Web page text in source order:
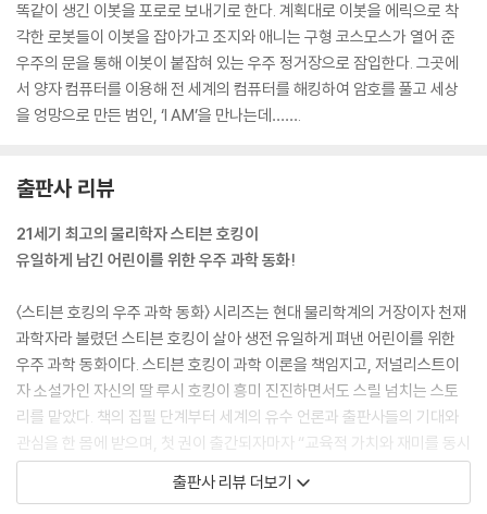
고집쟁이 여동생이 죽음의 문턱에 가 있다는 사실을 깨달았을 때 조지는
온몸의 피가 얼어붙는 것 같았다. 이봇은 앞으로 걸어갔다. 금세라도 우주
의 문턱을 넘어 사라질 기세로……. --- pp.30~31
래 폭탄을 정지시켰지.”
“저 아저씨는 자기가 신인 줄 아나 봐.”
“놀이복을 입은 신이지.”
--- pp.145~146
똑같이 생긴 이봇을 포로로 보내기로 한다. 계획대로 이봇을 에릭으로 착
각한 로봇들이 이봇을 잡아가고 조지와 애니는 구형 코스모스가 열어 준
우주의 문을 통해 이봇이 붙잡혀 있는 우주 정거장으로 잠입한다. 그곳에
서 양자 컴퓨터를 이용해 전 세계의 컴퓨터를 해킹하여 암호를 풀고 세상
을 엉망으로 만든 범인, ‘I AM’을 만나는데…….
출판사 리뷰
21세기 최고의 물리학자 스티븐 호킹이
유일하게 남긴 어린이를 위한 우주 과학 동화!
〈스티븐 호킹의 우주 과학 동화〉 시리즈는 현대 물리학계의 거장이자 천재
과학자라 불렸던 스티븐 호킹이 살아 생전 유일하게 펴낸 어린이를 위한
우주 과학 동화이다. 스티븐 호킹이 과학 이론을 책임지고, 저널리스트이
자 소설가인 자신의 딸 루시 호킹이 흥미 진진하면서도 스릴 넘치는 스토
리를 맡았다. 책의 집필 단계부터 세계의 유수 언론과 출판사들의 기대와
관심을 한 몸에 받으며, 첫 권이 출간되자마자 “교육적 가치와 재미를 동시
에 섭렵한 어린이 과학 동화가 탄생했다.”는 격찬이 쏟아졌다. 곧이어 전
세계 30개국에 판권이 수출되는 등 화제의 베스트셀러에 올랐다.
출판사 리뷰 더보기